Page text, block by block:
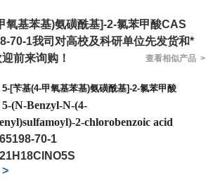
氧基苯基)氨磺酰基]-2-氯苯甲酸CAS
70-1我司对高校及科研单位先发货和*
前来询购！
查看相似产品 >
5-[苄基(4-甲氧基苯基)氨磺酰基]-2-氯苯甲酸
5-(N-Benzyl-N-(4-
2-chlorobenzoic acid
70-1